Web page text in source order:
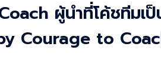
ผู้นำที่โค้ชทีมเป็
Courage to